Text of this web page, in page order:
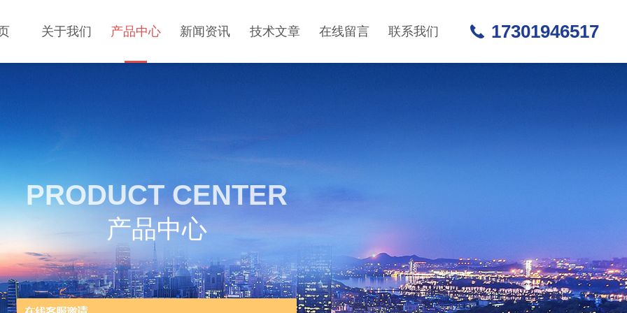
关于我们 产品中心 新闻资讯 技术文章 在线留言 联系我们 17301946517
PRODUCT CENTER
产品中心